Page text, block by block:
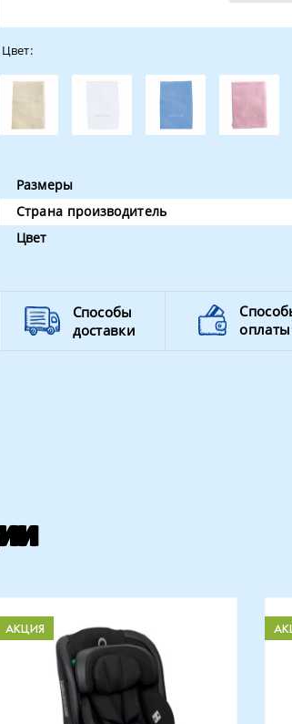
Цвет:
Размеры
Страна производитель
Цвет
Способы
доставки
оплаты
АКЦИЯ